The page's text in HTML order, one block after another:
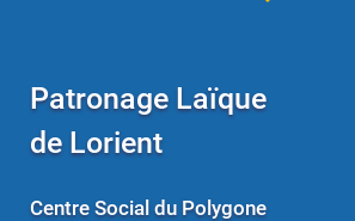
Patronage Laïque
de Lorient
Centre Social du Polygone